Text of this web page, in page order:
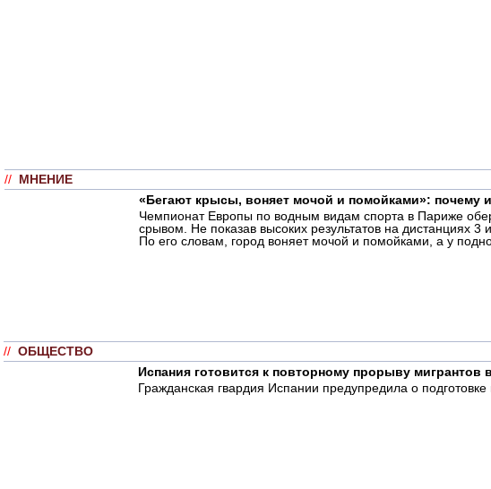
// МНЕНИЕ
«Бегают крысы, воняет мочой и помойками»: почему
Чемпионат Европы по водным видам спорта в Париже
срывом. Не показав высоких результатов на дистанциях
По его словам, город воняет мочой и помойками, а у
// ОБЩЕСТВО
Испания готовится к повторному прорыву
Гражданская гвардия Испании предупредила о